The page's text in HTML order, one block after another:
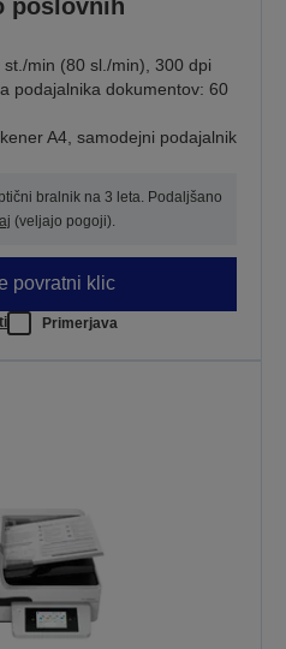
poslovnih
min (80 sl./min), 300 dpi
podajalnika dokumentov: 60
A4, samodejni podajalnik
bralnik na 3 leta. Podaljšano
(veljajo pogoji).
povratni klic
Primerjava